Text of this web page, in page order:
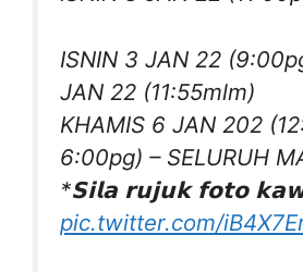
ISNIN 3 JAN 22
JAN 22 (11:55mlm)
KHAMIS 6 JAN 202
6:00pg) – SELURUH
*𝗦𝗶𝗹𝗮 𝗿𝘂𝗷𝘂𝗸 𝗳𝗼𝘁𝗼
pic.twitter.com/